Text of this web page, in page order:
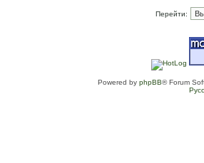
Перейти:
Powered by phpBB® Forum